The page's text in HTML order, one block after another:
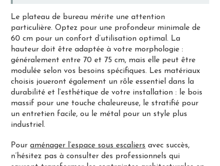
Le plateau de bureau mérite une attention
particulière. Optez pour une profondeur minimale de
60 cm pour un confort d’utilisation optimal. La
hauteur doit être adaptée à votre morphologie :
généralement entre 70 et 75 cm, mais elle peut être
modulée selon vos besoins spécifiques. Les matériaux
choisis joueront également un rôle essentiel dans la
durabilité et l’esthétique de votre installation : le bois
massif pour une touche chaleureuse, le stratifié pour
un entretien facile, ou le métal pour un style plus
industriel.
Pouraménager l’espace sous escaliers avec succès,
n’hésitez pas à consulter des professionnels qui